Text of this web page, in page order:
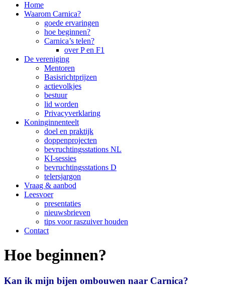
Home
Waarom Carnica?
goede ervaringen
hoe beginnen?
Carnica’s telen?
over P en F1
De vereniging
Mentoren
Basisrichtprijzen
actievolkjes
bestuur
lid worden
Privacyverklaring
Koninginnenteelt
doel en praktijk
doppenprojecten
bevruchtingsstations NL
KI-sessies
bevruchtingsstations D
telersjargon
Vraag & aanbod
Leesvoer
presentaties
nieuwsbrieven
tips voor raszuiver houden
Contact
Hoe beginnen?
Kan ik mijn bijen ombouwen naar Carnica?